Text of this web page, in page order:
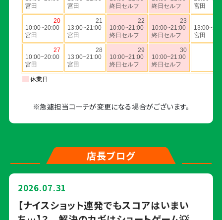
※急遽担当コーチが変更になる場合がございます。
店長ブログ
2026.07.31
【ナイスショット連発でもスコアはいまい